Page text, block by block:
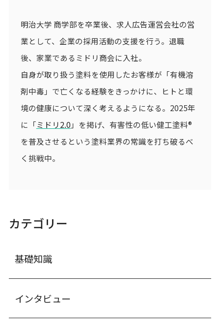
明治大学 商学部を卒業後、求人広告運営会社の営
業として、企業の採用活動の支援を行う。退職
後、家業であるミドリ商会に入社。
自身が取り扱う塗料を使用したお客様が「有機溶
剤中毒」で亡くなる経験をきっかけに、ヒトと環
境の健康について深く考えるようになる。2025年
に「ミドリ2.0 」を掲げ、有害性の低い健工塗料®
を普及させるという塗料業界の常識を打ち破るべ
く挑戦中。
カテゴリー
基礎知識
インタビュー